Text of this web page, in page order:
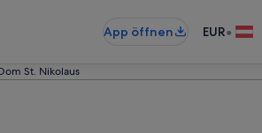
App öffnen EUR•
St. Nikolaus